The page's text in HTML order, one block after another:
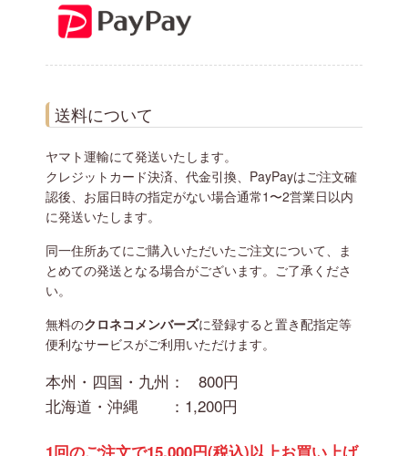
送料について
ヤマト運輸にて発送いたします。
クレジットカード決済、代金引換、PayPayはご注文確
認後、お届日時の指定がない場合通常1〜2営業日以内
に発送いたします。
同一住所あてにご購入いただいたご注文について、ま
とめての発送となる場合がございます。ご了承くださ
い。
無料のクロネコメンバーズに登録すると置き配指定等
便利なサービスがご利用いただけます。
本州・四国・九州：
800円
北海道・沖縄 ： 1,200円
1回のご注文で15,000円(税込)以上お買い上げ